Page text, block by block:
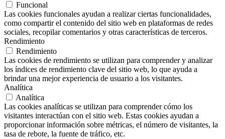
Funcional
Las cookies funcionales ayudan a realizar ciertas funcionalidades,
como compartir el contenido del sitio web en plataformas de redes
sociales, recopilar comentarios y otras características de terceros.
Rendimiento
Rendimiento
Las cookies de rendimiento se utilizan para comprender y analizar
los índices de rendimiento clave del sitio web, lo que ayuda a
brindar una mejor experiencia de usuario a los visitantes.
Analítica
Analítica
Las cookies analíticas se utilizan para comprender cómo los
visitantes interactúan con el sitio web. Estas cookies ayudan a
proporcionar información sobre métricas, el número de visitantes, la
tasa de rebote, la fuente de tráfico, etc.